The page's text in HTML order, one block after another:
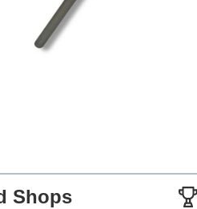
Shops